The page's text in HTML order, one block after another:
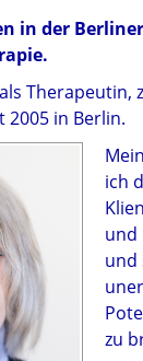
in der
.
Therapeutin,
2005 in Berlin.
ich
und
und
zu